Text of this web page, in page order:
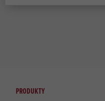
PRODUKTY